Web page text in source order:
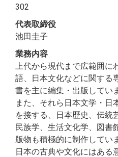
302
代表取締役
池田圭子
業務内容
上代から現代まで広範囲に
語、日本文化などに関する
書を主に編集・出版してい
また、それら日本文学・日
を接する、日本歴史、伝統
民族学、生活文化学、図書
版物も積極的に制作してい
日本の古典や文化にはある